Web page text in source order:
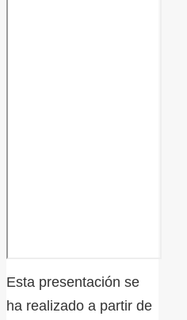
Esta presentación se
ha realizado a partir de